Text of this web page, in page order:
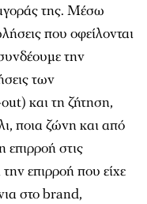
της. Μέσω
που οφείλονται
την
των
και τη ζήτηση,
ποια ζώνη και από
στις
επιρροή που είχε
στο brand,